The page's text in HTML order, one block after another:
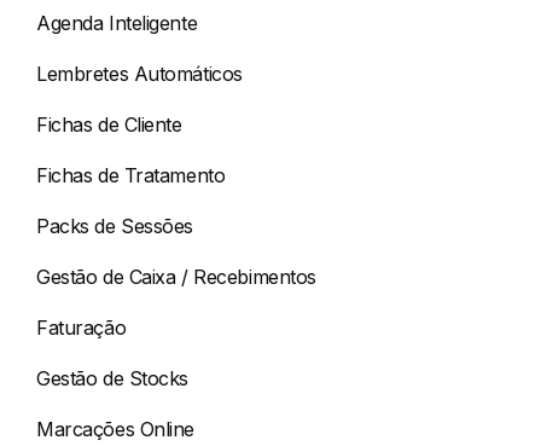
Agenda Inteligente
Lembretes Automáticos
Fichas de Cliente
Fichas de Tratamento
Packs de Sessões
Gestão de Caixa / Recebimentos
Faturação
Gestão de Stocks
Marcações Online